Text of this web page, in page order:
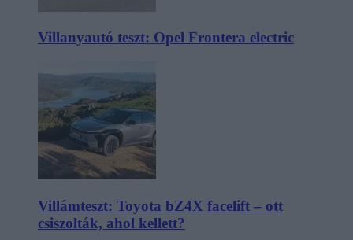
Villanyautó teszt: Opel Frontera electric
Villámteszt: Toyota bZ4X facelift – ott
csiszolták, ahol kellett?